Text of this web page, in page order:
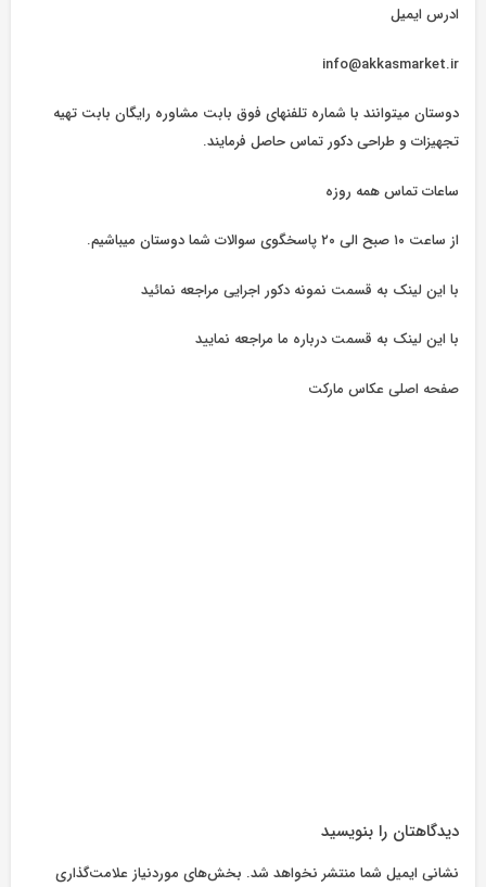
ادرس ایمیل
info@akkasmarket.ir
دوستان میتوانند با شماره تلفنهای فوق بابت مشاوره رایگان بابت تهیه
تجهیزات و طراحی دکور تماس حاصل فرمایند.
ساعات تماس همه روزه
از ساعت ۱۰ صبح الی ۲۰ پاسخگوی سوالات شما دوستان میباشیم.
با این لینک به قسمت نمونه دکور اجرایی مراجعه نمائید
با این لینک به قسمت درباره ما مراجعه نمایید
صفحه اصلی عکاس مارکت
دیدگاهتان را بنویسید
نشانی ایمیل شما منتشر نخواهد شد. بخش‌های موردنیاز علامت‌گذاری